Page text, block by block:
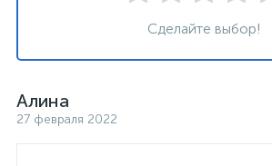
Сделайте выбор!
Алина
27 февраля 2022